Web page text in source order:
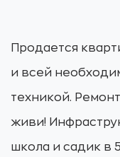
Продается
и всей
техникой.
живи!
школа и садик в